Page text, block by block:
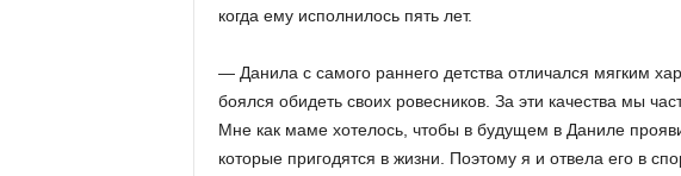
когда ему исполнилось пять лет.
— Данила с самого раннего детства отличался мягким
боялся обидеть своих ровесников. За эти качества мы
Мне как маме хотелось, чтобы в будущем в Даниле
которые пригодятся в жизни. Поэтому я и отвела его в